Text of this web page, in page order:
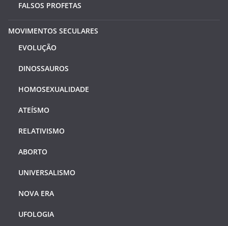
FALSOS PROFETAS
MOVIMENTOS SECULARES
EVOLUÇÃO
DINOSSAUROS
HOMOSEXUALIDADE
ATEÍSMO
RELATIVISMO
ABORTO
UNIVERSALISMO
NOVA ERA
UFOLOGIA